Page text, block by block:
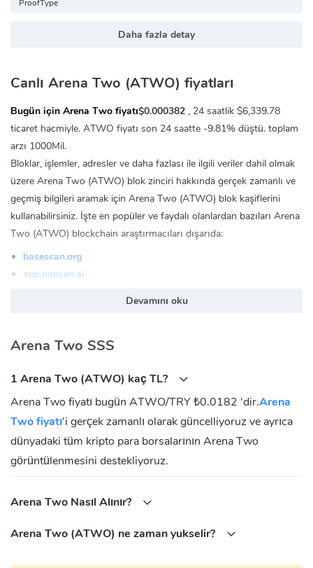
ProofType
Daha fazla detay
Canlı Arena Two (ATWO) fiyatları
Bugün için Arena Two fiyatı$0.000382 , 24 saatlik $6,339.78
ticaret hacmiyle. ATWO fiyatı son 24 saatte -9.81% düştü. toplam
arzı 1000Mil.
Bloklar, işlemler, adresler ve daha fazlası ile ilgili veriler dahil olmak
üzere Arena Two (ATWO) blok zinciri hakkında gerçek zamanlı ve
geçmiş bilgileri aramak için Arena Two (ATWO) blok kaşiflerini
kullanabilirsiniz. İşte en popüler ve faydalı olanlardan bazıları Arena
Two (ATWO) blockchain araştırmacıları dışarıda:
basescan.org
app.nansen.ai
Arena Two (ATWO) Resmi internet sitesi:
FaceBook:
Twitter: https://twitter.com/arenatwoX
Telegram: https://t.me/arenatwo
Arena Two (ATWO) Sözleşmeler
Base:0x499D35eBE6cEe9B2Ac35Fd003fcBbeeB9CFc7B32
Devamını oku
Arena Two SSS
1 Arena Two (ATWO) kaç TL?
Arena Two fiyatı bugün ATWO/TRY ₺0.0182 'dir.Arena
Two fiyatı'i gerçek zamanlı olarak güncelliyoruz ve ayrıca
dünyadaki tüm kripto para borsalarının Arena Two
görüntülenmesini destekliyoruz.
Arena Two Nasıl Alınır?
Arena Two (ATWO) ne zaman yukselir?